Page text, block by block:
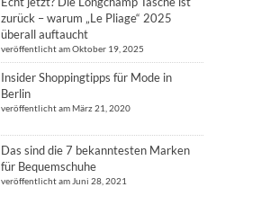
zurück – warum „Le Pliage“ 2025
überall auftaucht
veröffentlicht am Oktober 19, 2025
Insider Shoppingtipps für Mode in
Berlin
veröffentlicht am März 21, 2020
Das sind die 7 bekanntesten Marken
für Bequemschuhe
veröffentlicht am Juni 28, 2021